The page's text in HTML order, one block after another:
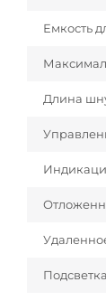
Емкость
Длина